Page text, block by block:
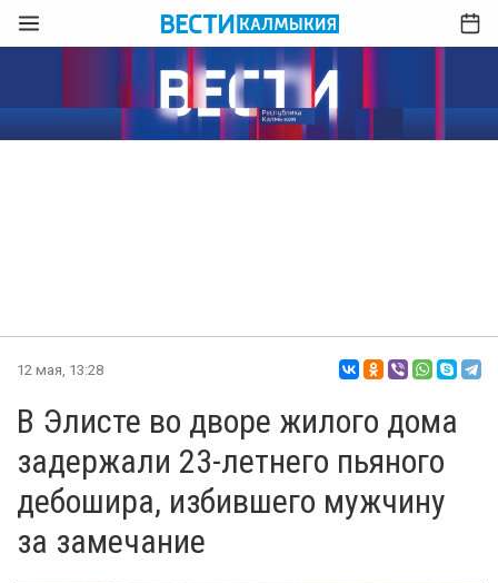
12 мая, 13:28
В Элисте во дворе жилого дома
задержали 23-летнего пьяного
дебошира, избившего мужчину
за замечание